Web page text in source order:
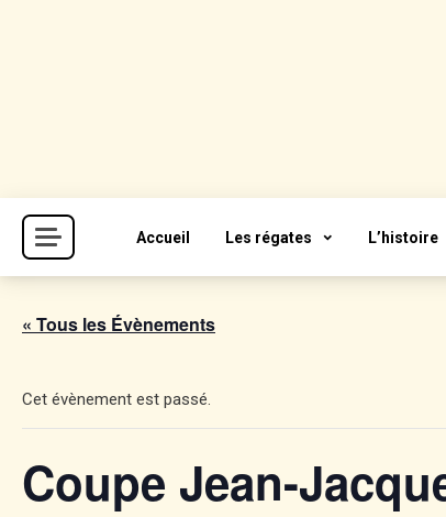
CVP
Cercle de la Voile de Paris
Accueil Les régates L’histoire
« Tous les Évènements
Cet évènement est passé.
Coupe Jean-